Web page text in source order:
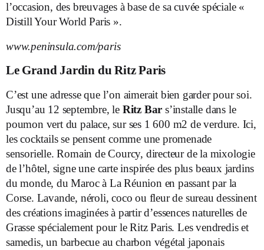
l’occasion, des breuvages à base de sa cuvée spéciale «
Distill Your World Paris ».
www.peninsula.com/paris
Le Grand Jardin du Ritz Paris
C’est une adresse que l’on aimerait bien garder pour soi.
Jusqu’au 12 septembre, le Ritz Bar s’installe dans le
poumon vert du palace, sur ses 1 600 m2 de verdure. Ici,
les cocktails se pensent comme une promenade
sensorielle. Romain de Courcy, directeur de la mixologie
de l’hôtel, signe une carte inspirée des plus beaux jardins
du monde, du Maroc à La Réunion en passant par la
Corse. Lavande, néroli, coco ou fleur de sureau dessinent
des créations imaginées à partir d’essences naturelles de
Grasse spécialement pour le Ritz Paris. Les vendredis et
samedis, un barbecue au charbon végétal japonais